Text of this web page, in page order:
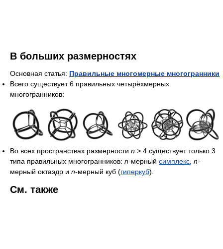
В больших размерностях
Основная статья: Правильные многомерные многогранники
Всего существует 6 правильных четырёхмерных
многогранников:
Во всех пространствах размерности n > 4 существует только 3
типа правильных многогранников: n-мерный симплекс n-
мерный октаэдр и n-мерный куб (гиперкуб).
См. также